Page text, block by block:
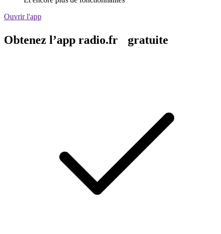
Ouvrir l'app
Obtenez l’app radio.fr gratuite